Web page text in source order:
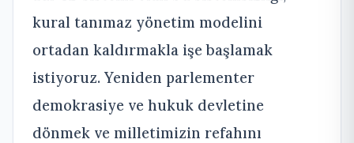
kural tanımaz yönetim modelini
ortadan kaldırmakla işe başlamak
istiyoruz. Yeniden parlementer
demokrasiye ve hukuk devletine
dönmek ve milletimizin refahını